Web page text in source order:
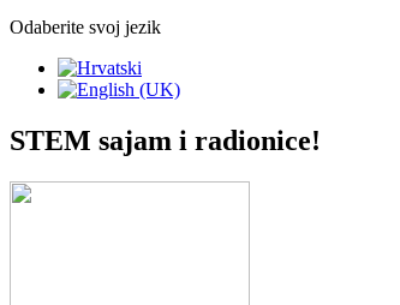
Odaberite svoj jezik
STEM sajam i radionice!